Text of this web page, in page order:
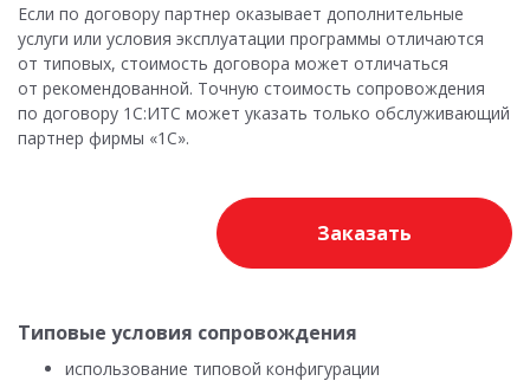
Если по договору партнер оказывает дополнительные
услуги или условия эксплуатации программы отличаются
от типовых, стоимость договора может отличаться
от рекомендованной. Точную стоимость сопровождения
по договору 1С:ИТС может указать только обслуживающий
партнер фирмы «1С».
Заказать
Типовые условия сопровождения
использование типовой конфигурации